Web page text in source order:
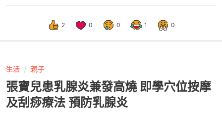
2 0 0 1 0
生活 親子
張寶兒患乳腺炎兼發高燒 即學穴位按摩
及刮痧療法 預防乳腺炎